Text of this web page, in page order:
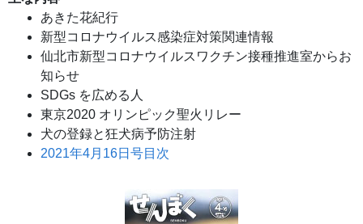
あきた花紀行
新型コロナウイルス感染症対策関連情報
仙北市新型コロナウイルスワクチン接種推進室からお
知らせ
SDGs を広める人
東京2020 オリンピック聖火リレー
犬の登録と狂犬病予防注射
2021年4月16日号目次